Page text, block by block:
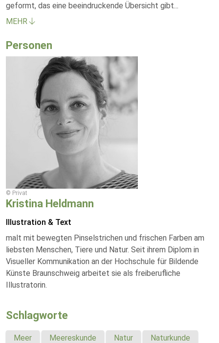
geformt, das eine beeindruckende Übersicht gibt...
MEHR
Personen
© Privat
Kristina Heldmann
Illustration & Text
malt mit bewegten Pinselstrichen und frischen Farben am
liebsten Menschen, Tiere und Natur. Seit ihrem Diplom in
Visueller Kommunikation an der Hochschule für Bildende
Künste Braunschweig arbeitet sie als freiberufliche
Illustratorin.
Schlagworte
Meer Meereskunde Natur Naturkunde